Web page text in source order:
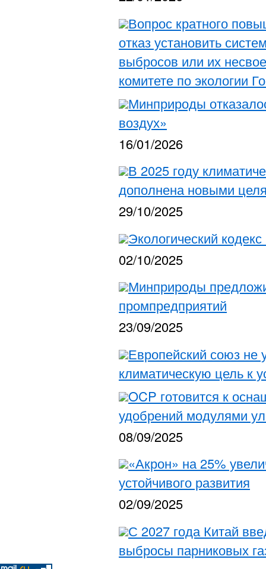
Вопрос кратного
отказ установить
выбросов или их
комитете по экологии
Минприроды
воздух»
16/01/2026
В 2025 году
дополнена новыми
29/10/2025
Экологический
02/10/2025
Минприроды
промпредприятий
23/09/2025
Европейский союз не
климатическую цель к
OCP готовится к
удобрений модулями
08/09/2025
«Акрон» на 25%
устойчивого развития
02/09/2025
С 2027 года Китай
выбросы парниковых